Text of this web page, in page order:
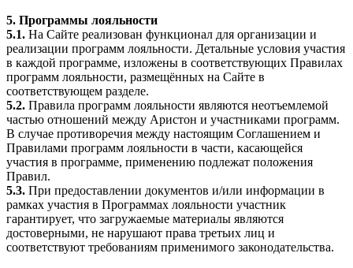
5. Программы лояльности
5.1. На Сайте реализован функционал для организации и
реализации программ лояльности. Детальные условия участия
в каждой программе, изложены в соответствующих Правилах
программ лояльности, размещённых на Сайте в
соответствующем разделе.
5.2. Правила программ лояльности являются неотъемлемой
частью отношений между Аристон и участниками программ.
В случае противоречия между настоящим Соглашением и
Правилами программ лояльности в части, касающейся
участия в программе, применению подлежат положения
Правил.
5.3. При предоставлении документов и/или информации в
рамках участия в Программах лояльности участник
гарантирует, что загружаемые материалы являются
достоверными, не нарушают права третьих лиц и
соответствуют требованиям применимого законодательства.